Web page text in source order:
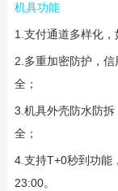
机具功能
1.支付通道多样化，
2.多重加密防护，
全；
3.机具外壳防水防
全；
4.支持T+0秒到功能
23:00。